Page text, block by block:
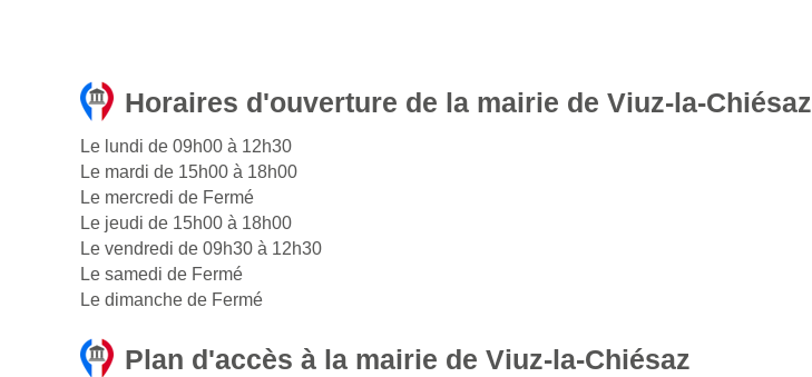
Horaires d'ouverture de la mairie de Viuz-la-Chiésaz
Le lundi de 09h00 à 12h30
Le mardi de 15h00 à 18h00
Le mercredi de Fermé
Le jeudi de 15h00 à 18h00
Le vendredi de 09h30 à 12h30
Le samedi de Fermé
Le dimanche de Fermé
Plan d'accès à la mairie de Viuz-la-Chiésaz